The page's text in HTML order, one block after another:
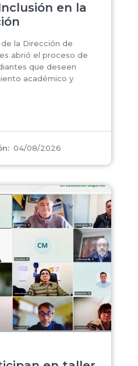
en la
la Dirección de
abrió el proceso de
que deseen
académico y
04/08/2026